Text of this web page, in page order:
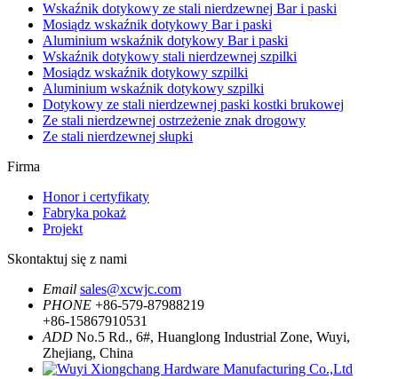
Wskaźnik dotykowy ze stali nierdzewnej Bar i paski
Mosiądz wskaźnik dotykowy Bar i paski
Aluminium wskaźnik dotykowy Bar i paski
Wskaźnik dotykowy stali nierdzewnej szpilki
Mosiądz wskaźnik dotykowy szpilki
Aluminium wskaźnik dotykowy szpilki
Dotykowy ze stali nierdzewnej paski kostki brukowej
Ze stali nierdzewnej ostrzeżenie znak drogowy
Ze stali nierdzewnej słupki
Firma
Honor i certyfikaty
Fabryka pokaż
Projekt
Skontaktuj się z nami
Email sales@xcwjc.com
PHONE +86-579-87988219
+86-15867910531
ADD No.5 Rd., 6#, Huanglong Industrial Zone, Wuyi,
Zhejiang, China